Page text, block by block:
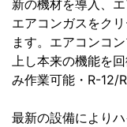
新の機材を導入、
エアコンガスをク
ます。エアコンコ
上し本来の機能を
み作業可能・R-12/
最新の設備により